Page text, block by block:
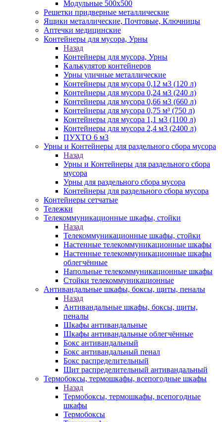
Модульные 500х500
Решетки придверные металлические
Ящики металлические, Почтовые, Ключницы
Аптечки медицинские
Контейнеры для мусора, Урны
Назад
Контейнеры для мусора, Урны
Калькулятор контейнеров
Урны уличные металлические
Контейнеры для мусора 0,12 м3 (120 л)
Контейнеры для мусора 0,24 м3 (240 л)
Контейнеры для мусора 0,66 м3 (660 л)
Контейнеры для мусора 0,75 м³ (750 л)
Контейнеры для мусора 1,1 м3 (1100 л)
Контейнеры для мусора 2,4 м3 (2400 л)
ПУХТО 6 м3
Урны и Контейнеры для раздельного сбора мусора
Назад
Урны и Контейнеры для раздельного сбора
мусора
Урны для раздельного сбора мусора
Контейнеры для раздельного сбора мусора
Контейнеры сетчатые
Тележки
Телекоммуникационные шкафы, стойки
Назад
Телекоммуникационные шкафы, стойки
Настенные телекоммуникационные шкафы
Настенные телекоммуникационные шкафы
облегчённые
Напольные телекоммуникационные шкафы
Стойки телекоммуникационные
Антивандальные шкафы, боксы, щиты, пеналы
Назад
Антивандальные шкафы, боксы, щиты,
пеналы
Шкафы антивандальные
Шкафы антивандальные облегчённые
Бокс антивандальный
Бокс антивандальный пенал
Бокс распределительный
Щит распределительный антивандальный
Термобоксы, термошкафы, всепогодные шкафы
Назад
Термобоксы, термошкафы, всепогодные
шкафы
Термобоксы